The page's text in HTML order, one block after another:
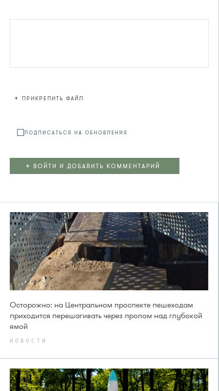
+ ПРИКРЕПИТЬ ФАЙЛ
ПОДПИСАТЬСЯ НА ОБНОВЛЕНИЯ
+ ВОЙТИ И ДОБАВИТЬ КОММЕНТАРИЙ
Осторожно: на Центральном проспекте пешеходам
приходится перешагивать через пролом над глубокой
ямой
НОВОСТИ